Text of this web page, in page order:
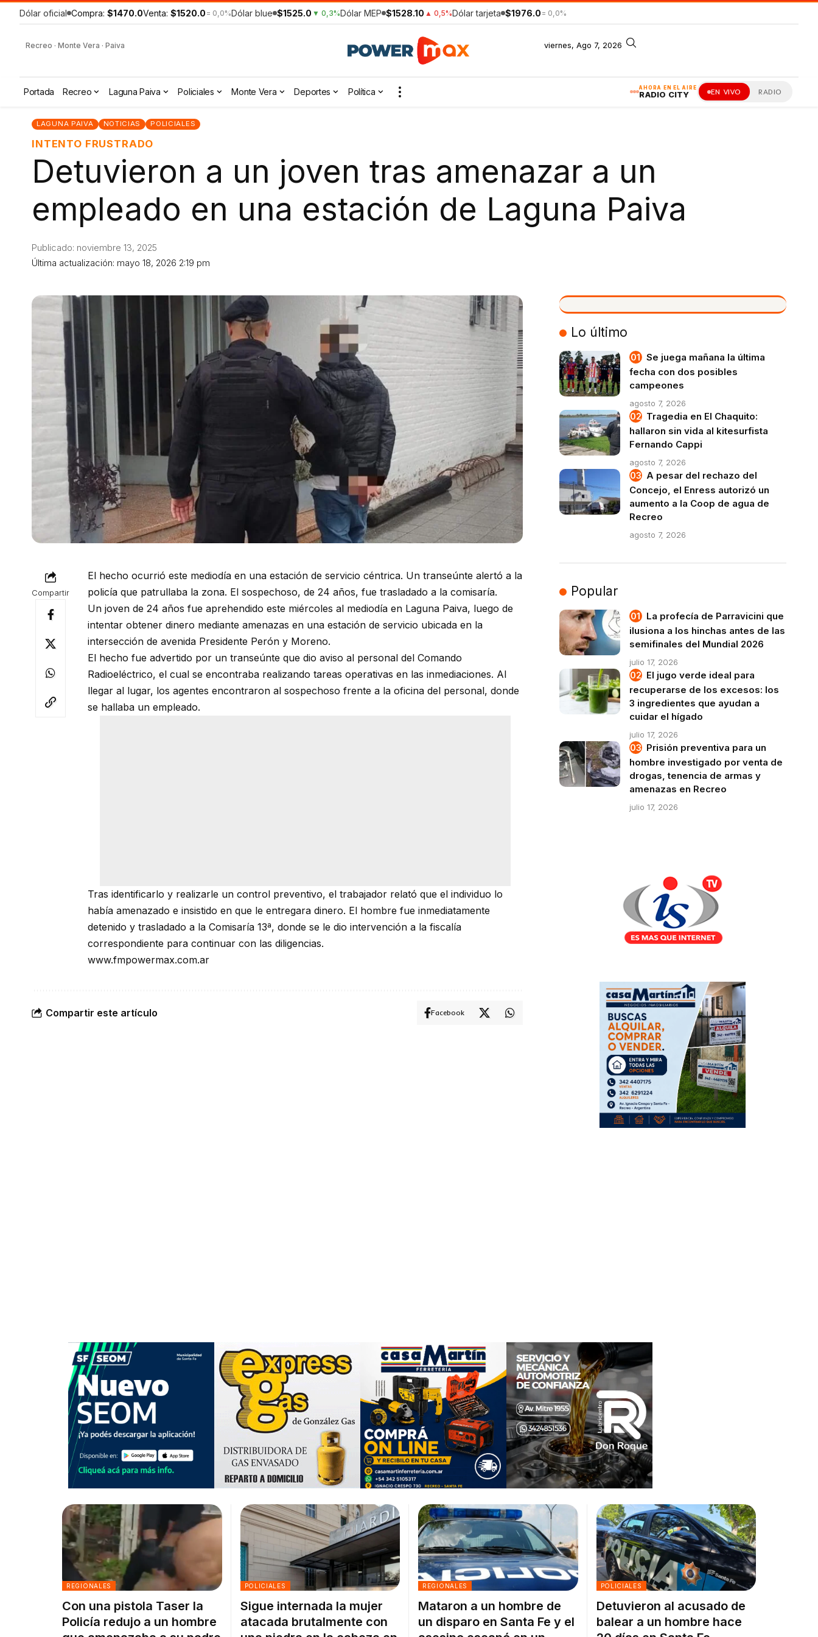
Dólar oficial Compra: $1470.0Venta: $1520.0 = 0,0%Dólar blue $1525.0 ▼ 0,3%Dólar MEP $1528.10 ▲ 0,5%Dólar tarjeta $1976.0 = 0,0%
Recreo · Monte Vera · Paiva viernes, Ago 7, 2026
AHORA EN EL AIRE
RADIO CITY EN VIVO RADIO
Portada Recreo Laguna Paiva Policiales Monte Vera Deportes Política
LAGUNA PAIVA NOTICIAS POLICIALES
INTENTO FRUSTRADO
Detuvieron a un joven tras amenazar a un
empleado en una estación de Laguna Paiva
Última actualización: mayo 18, 2026 2:19 pm
Publicado: noviembre 13, 2025
Compartir
El hecho ocurrió este mediodía en una estación de servicio céntrica. Un transeúnte alertó a la
policía que patrullaba la zona. El sospechoso, de 24 años, fue trasladado a la comisaría.
Un joven de 24 años fue aprehendido este miércoles al mediodía en Laguna Paiva, luego de
intentar obtener dinero mediante amenazas en una estación de servicio ubicada en la
intersección de avenida Presidente Perón y Moreno.
El hecho fue advertido por un transeúnte que dio aviso al personal del Comando
Radioeléctrico, el cual se encontraba realizando tareas operativas en las inmediaciones. Al
llegar al lugar, los agentes encontraron al sospechoso frente a la oficina del personal, donde
se hallaba un empleado.
Tras identificarlo y realizarle un control preventivo, el trabajador relató que el individuo lo
había amenazado e insistido en que le entregara dinero. El hombre fue inmediatamente
detenido y trasladado a la Comisaría 13ª, donde se le dio intervención a la fiscalía
correspondiente para continuar con las diligencias.
www.fmpowermax.com.ar
Compartir este artículo Facebook
VIVO
Lo último
Se juega mañana la última
fecha con dos posibles
campeones
agosto 7, 2026
Tragedia en El Chaquito:
hallaron sin vida al kitesurfista
Fernando Cappi
agosto 7, 2026
A pesar del rechazo del
Concejo, el Enress autorizó un
aumento a la Coop de agua de
Recreo
agosto 7, 2026
Popular
La profecía de Parravicini que
ilusiona a los hinchas antes de las
semifinales del Mundial 2026
julio 17, 2026
El jugo verde ideal para
recuperarse de los excesos: los
3 ingredientes que ayudan a
cuidar el hígado
julio 17, 2026
Prisión preventiva para un
hombre investigado por venta de
drogas, tenencia de armas y
amenazas en Recreo
julio 17, 2026
REGIONALES
Con una pistola Taser la
Policía redujo a un hombre
POLICIALES
Sigue internada la mujer
atacada brutalmente con
REGIONALES
Mataron a un hombre de
un disparo en Santa Fe y el
POLICIALES
Detuvieron al acusado de
balear a un hombre hace